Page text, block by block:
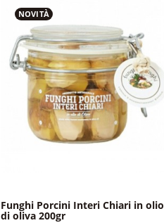
NOVITÀ
Funghi Porcini Interi Chiari in olio
di oliva 200gr